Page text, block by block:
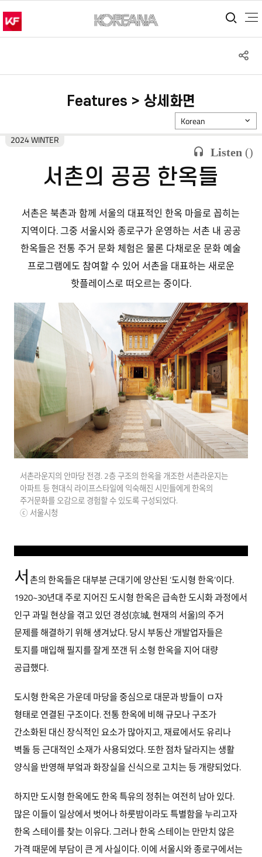
통
Features > 상세화면
Listen ()
2024 WINTER
Korean
서촌의 공공 한옥들
서촌은 북촌과 함께 서울의 대표적인 한옥 마을로 꼽히는
지역이다. 그중 서울시와 종로구가 운영하는 서촌 내 공공
한옥들은 전통 주거 문화 체험은 물론 다채로운 문화 예술
프로그램에도 참여할 수 있어 서촌을 대표하는 새로운
핫플레이스로 떠오르는 중이다.
서촌라운지의 안마당 전경. 2층 구조의 한옥을 개조한 서촌라운지는
아파트 등 현대식 라이프스타일에 익숙해진 시민들에게 한옥의
주거문화를 오감으로 경험할 수 있도록 구성되었다.
ⓒ 서울시청
서촌의 한옥들은 대부분 근대기에 양산된 ‘도시형 한옥’이다.
1920~30년대 주로 지어진 도시형 한옥은 급속한 도시화 과정에서
인구 과밀 현상을 겪고 있던 경성(京城, 현재의 서울)의 주거
문제를 해결하기 위해 생겨났다. 당시 부동산 개발업자들은
토지를 매입해 필지를 잘게 쪼갠 뒤 소형 한옥을 지어 대량
공급했다.
도시형 한옥은 가운데 마당을 중심으로 대문과 방들이 ㅁ자
형태로 연결된 구조이다. 전통 한옥에 비해 규모나 구조가
간소화된 대신 장식적인 요소가 많아지고, 재료에서도 유리나
벽돌 등 근대적인 소재가 사용되었다. 또한 점차 달라지는 생활
양식을 반영해 부엌과 화장실을 신식으로 고치는 등 개량되었다.
하지만 도시형 한옥에도 한옥 특유의 정취는 여전히 남아 있다.
많은 이들이 일상에서 벗어나 하룻밤이라도 특별함을 누리고자
한옥 스테이를 찾는 이유다. 그러나 한옥 스테이는 만만치 않은
가격 때문에 부담이 큰 게 사실이다. 이에 서울시와 종로구에서는